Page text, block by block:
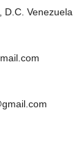
D.C. Venezuela